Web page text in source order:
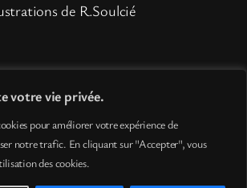
votre vie privée.
pour améliorer votre expérience de
notre trafic. En cliquant sur "Accepter", vous
des cookies.
de R.Soulcié
légales
générales de vente